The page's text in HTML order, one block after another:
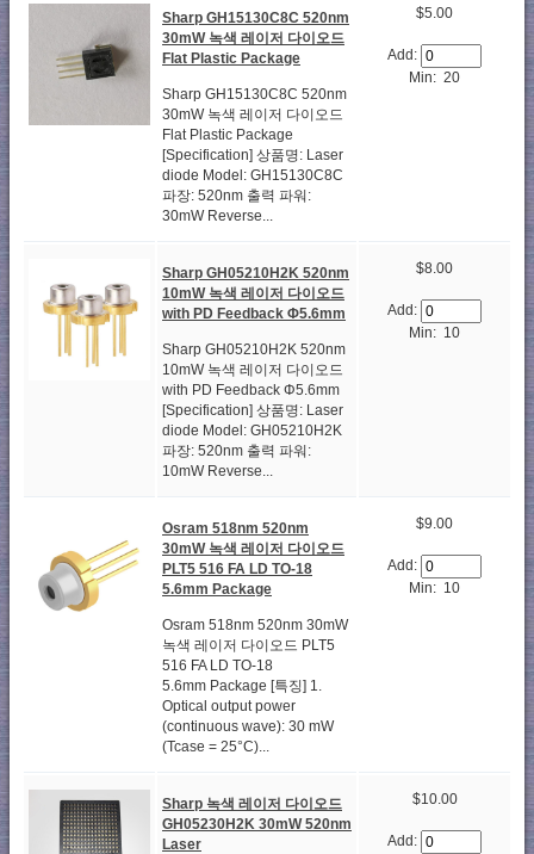
Sharp GH15130C8C 520nm
30mW 녹색 레이저 다이오드
Flat Plastic Package
Sharp GH15130C8C 520nm
30mW 녹색 레이저 다이오드
Flat Plastic Package
[Specification] 상품명: Laser
diode Model: GH15130C8C
파장: 520nm 출력 파워:
30mW Reverse...
$5.00
Add:
Min: 20
Sharp GH05210H2K 520nm
10mW 녹색 레이저 다이오드
with PD Feedback Φ5.6mm
Sharp GH05210H2K 520nm
10mW 녹색 레이저 다이오드
with PD Feedback Φ5.6mm
[Specification] 상품명: Laser
diode Model: GH05210H2K
파장: 520nm 출력 파워:
10mW Reverse...
$8.00
Add:
Min: 10
Osram 518nm 520nm
30mW 녹색 레이저 다이오드
PLT5 516 FA LD TO-18
5.6mm Package
Osram 518nm 520nm 30mW
녹색 레이저 다이오드 PLT5
516 FA LD TO-18
5.6mm Package [특징] 1.
Optical output power
(continuous wave): 30 mW
(Tcase = 25°C)...
$9.00
Add:
Min: 10
Sharp 녹색 레이저 다이오드
GH05230H2K 30mW 520nm
Laser
$10.00
Add: